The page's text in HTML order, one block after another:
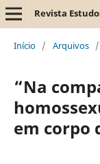
Revista
Início / Arquivos /
“Na
em corpo